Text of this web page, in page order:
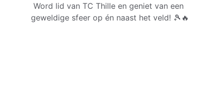
Word lid van TC Thille en geniet van een
geweldige sfeer op én naast het veld! 🎾🔥